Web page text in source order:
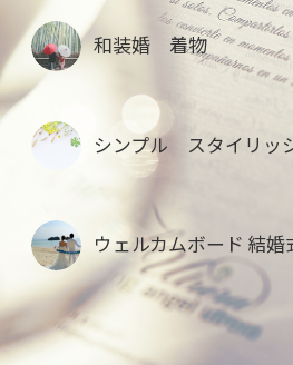
和装婚 着物
シンプル スタイリッ
ウェルカムボード 結婚